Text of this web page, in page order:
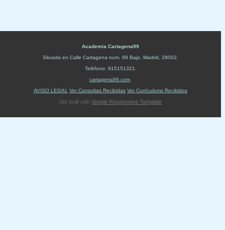
Academia Cartagena99
Situada en Calle Cartagena num. 99 Bajo Madrid 28002
Teléfono: 915151321
cartagena99.com
AVISO LEGAL
Ver Consultas Recibidas Ver Currículums Recibidos
Site built with Simple Responsive Template